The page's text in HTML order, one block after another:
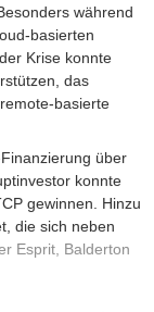
während
basierten
Krise konnte
das
basierte
über
konnte
gewinnen. Hinzu
die sich neben
Esprit, Balderton